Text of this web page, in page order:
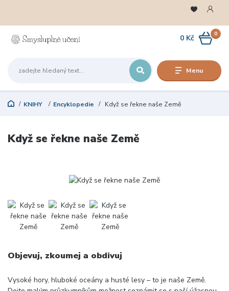
Menu
0
0 Kč
KNIHY Encyklopedie Když se řekne naše Země
Když se řekne naše Země
Objevuj, zkoumej a obdivuj
Vysoké hory, hluboké oceány a husté lesy – to je naše Země.